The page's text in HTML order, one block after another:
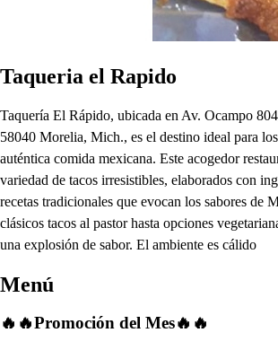
Taqueria el Rapido
Taquería El Rápido, ubicada en Av. Ocampo
58040 Morelia, Mich., es el destino ideal para
auténtica comida mexicana. Este acogedor
variedad de tacos irresistibles, elaborados con
recetas tradicionales que evocan los sabores de
clásicos tacos al pastor hasta opciones
una explosión de sabor. El ambiente es cálido
Menú
🔥🔥Promoción del Mes🔥🔥